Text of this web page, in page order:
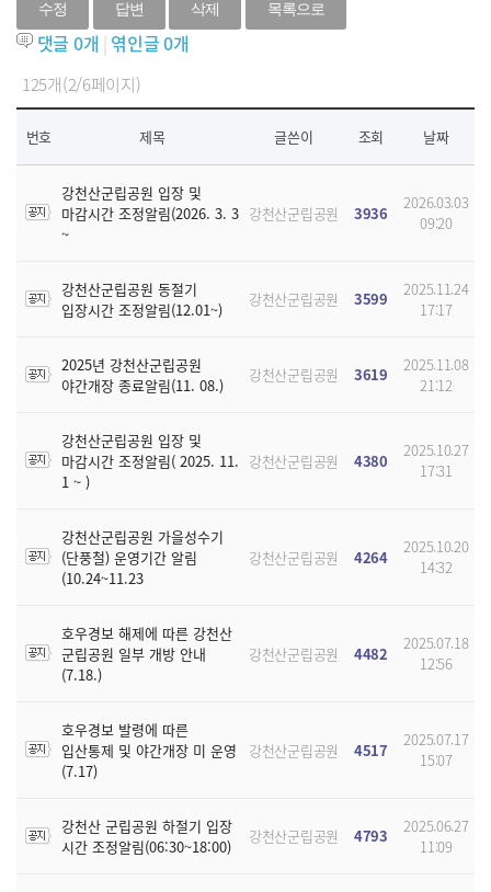
수정 답변 삭제 목록으로
댓글 0개 엮인글0개
125개(2/6페이지)
번호 제목 글쓴이 조회 날짜
강천산군립공원 입장 및
마감시간 조정알림(2026. 3. 3
~
강천산군립공원 3936
2026.03.03
09:20
강천산군립공원 동절기
입장시간 조정알림(12.01~)
강천산군립공원 3599
2025.11.24
17:17
2025년 강천산군립공원
야간개장 종료알림(11. 08.)
강천산군립공원 3619
2025.11.08
21:12
강천산군립공원 입장 및
마감시간 조정알림( 2025. 11.
1 ~ )
강천산군립공원 4380
2025.10.27
17:31
강천산군립공원 가을성수기
(단풍철) 운영기간 알림
(10.24~11.23
강천산군립공원 4264
2025.10.20
14:32
호우경보 해제에 따른 강천산
군립공원 일부 개방 안내
(7.18.)
강천산군립공원 4482
2025.07.18
12:56
호우경보 발령에 따른
입산통제 및 야간개장 미 운영
(7.17)
강천산군립공원 4517
2025.07.17
15:07
강천산 군립공원 하절기 입장
시간 조정알림(06:30~18:00)
강천산군립공원 4793
2025.06.27
11:09